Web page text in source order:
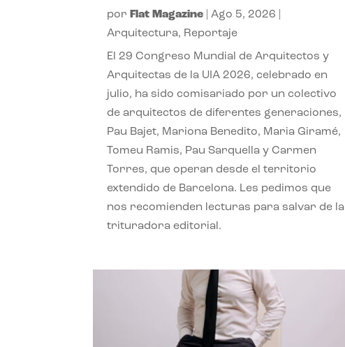
por Flat Magazine |Ago 5, 2026
Arquitectura, Reportaje
El 29 Congreso Mundial de Arquitectos y
Arquitectas de la UIA 2026, celebrado en
julio, ha sido comisariado por un colectivo
de arquitectos de diferentes generaciones,
Pau Bajet, Mariona Benedito, Maria Giramé,
Tomeu Ramis, Pau Sarquella y Carmen
Torres, que operan desde el territorio
extendido de Barcelona. Les pedimos que
nos recomienden lecturas para salvar de la
trituradora editorial.